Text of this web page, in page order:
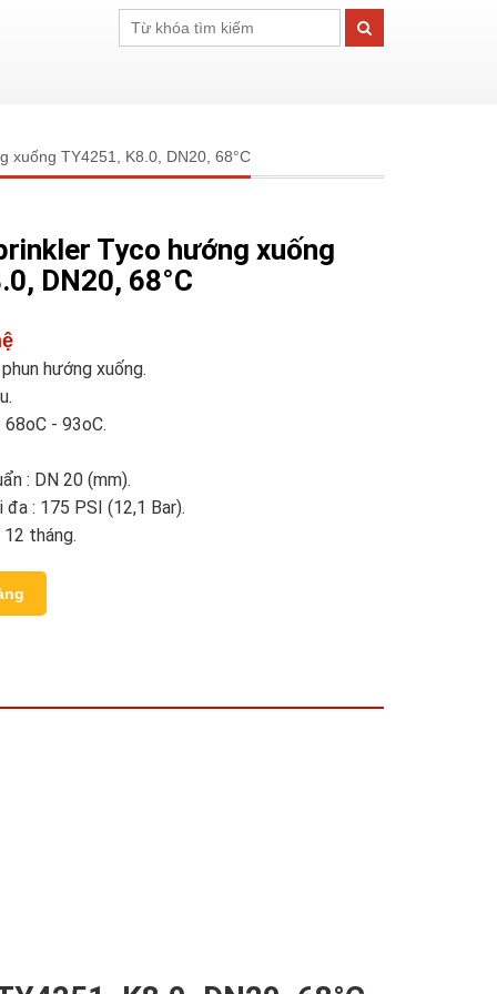
xuống TY4251, K8.0, DN20, 68°C
Tyco hướng xuống
DN20, 68°C
hướng xuống.
- 93oC.
: DN 20 (mm).
: 175 PSI (12,1 Bar).
12 tháng.